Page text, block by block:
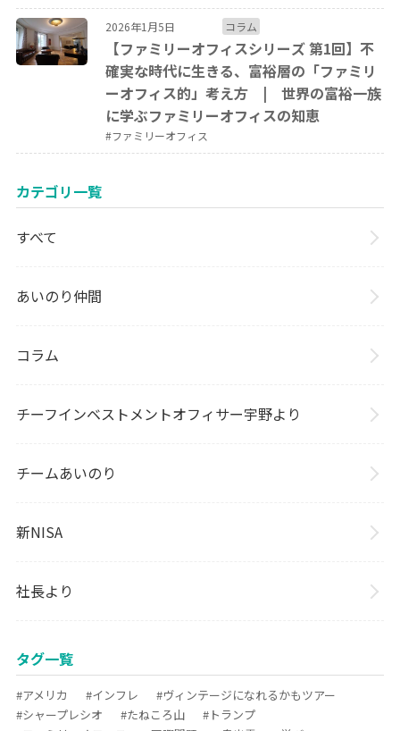
2026年1月5日 コラム
【ファミリーオフィスシリーズ 第1回】不
確実な時代に生きる、富裕層の「ファミリ
ーオフィス的」考え方 | 世界の富裕一族
に学ぶファミリーオフィスの知恵
#ファミリーオフィス
カテゴリ一覧
すべて
あいのり仲間
コラム
チーフインベストメントオフィサー宇野より
チームあいのり
新NISA
社長より
タグ一覧
#アメリカ #インフレ
#ヴィンテージになれるかもツアー
#シャープレシオ
#たねころ山
#トランプ